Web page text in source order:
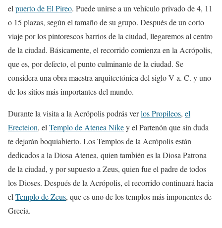
el puerto de El Pireo. Puede unirse a un vehículo privado de 4, 11
o 15 plazas, según el tamaño de su grupo. Después de un corto
viaje por los pintorescos barrios de la ciudad, llegaremos al centro
de la ciudad. Básicamente, el recorrido comienza en la Acrópolis,
que es, por defecto, el punto culminante de la ciudad. Se
considera una obra maestra arquitectónica del siglo V a. C. y uno
de los sitios más importantes del mundo.
Durante la visita a la Acrópolis podrás verlos Propileos, el
Erecteion, el Templo de Atenea Nikey el Partenón que sin duda
te dejarán boquiabierto. Los Templos de la Acrópolis están
dedicados a la Diosa Atenea, quien también es la Diosa Patrona
de la ciudad, y por supuesto a Zeus, quien fue el padre de todos
los Dioses. Después de la Acrópolis, el recorrido continuará hacia
el Templo de Zeus, que es uno de los templos más imponentes de
Grecia.